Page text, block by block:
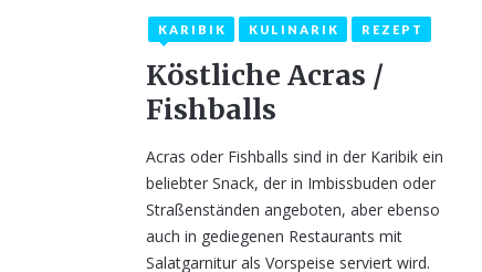
28. März 2021
KARIBIK KULINARIK REZEPT
Köstliche Acras /
Fishballs
Acras oder Fishballs sind in der Karibik ein
beliebter Snack, der in Imbissbuden oder
Straßenständen angeboten, aber ebenso
auch in gediegenen Restaurants mit
Salatgarnitur als Vorspeise serviert wird.